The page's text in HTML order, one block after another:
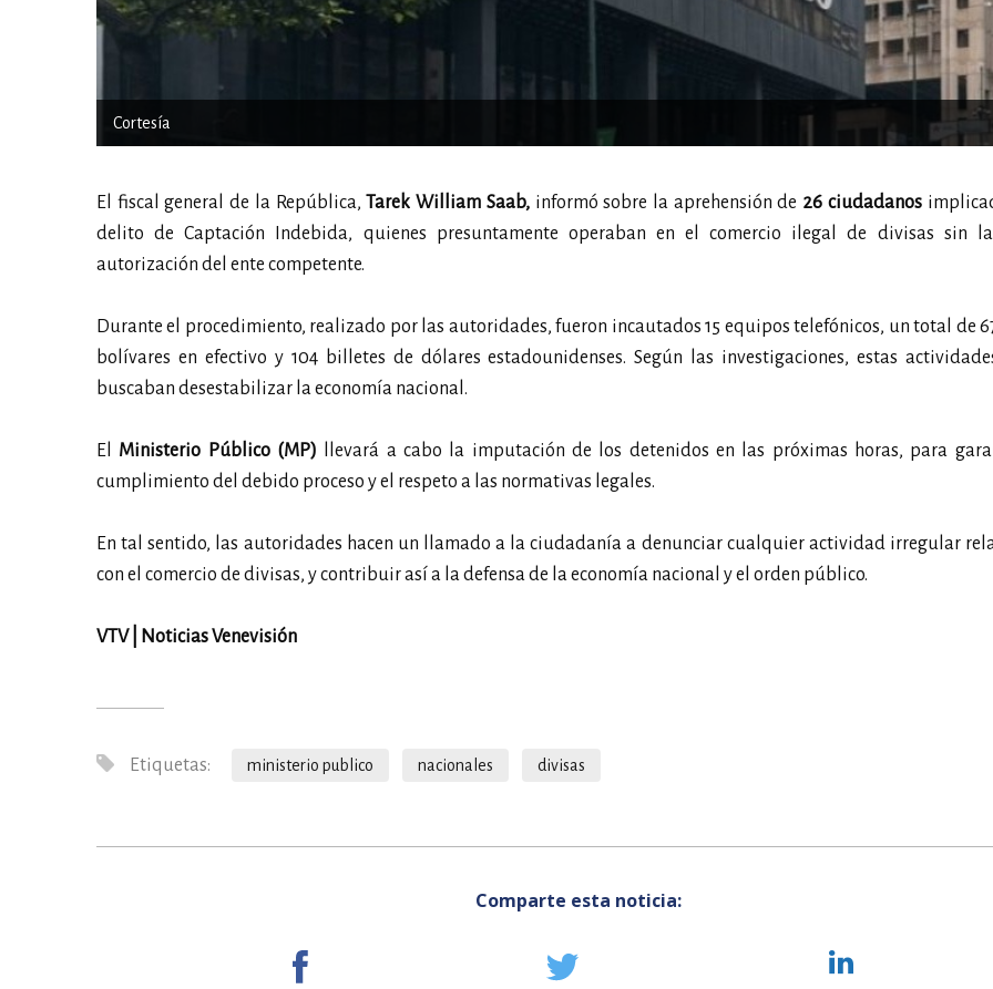
Cortesía
El fiscal general de la República,Tarek William Saab,informó sobre la aprehensión de 26 ciudadanos
delito de Captación Indebida, quienes presuntamente operaban en el comercio ilegal de divisas sin
autorización del ente competente.
Durante el procedimiento, realizado por las autoridades, fueron incautados 15 equipos telefónicos, un total de
bolívares en efectivo y 104 billetes de dólares estadounidenses. Según las investigaciones, estas
buscaban desestabilizar la economía nacional.
El Ministerio Público (MP) llevará a cabo la imputación de los detenidos en las próximas horas, para
cumplimiento del debido proceso y el respeto a las normativas legales.
En tal sentido, las autoridades hacen un llamado a la ciudadanía a denunciar cualquier actividad irregular
con el comercio de divisas, y contribuir así a la defensa de la economía nacional y el orden público.
VTV | Noticias Venevisión
Etiquetas: ministerio publico nacionales divisas
Comparte esta noticia: